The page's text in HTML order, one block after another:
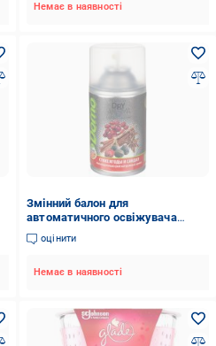
Немає в наявності
Змінний балон для
автоматичного освіжувача
повітря Domo Dry Aroma Сухі
ягоди і сандал 250 мл
оцінити
Немає в наявності